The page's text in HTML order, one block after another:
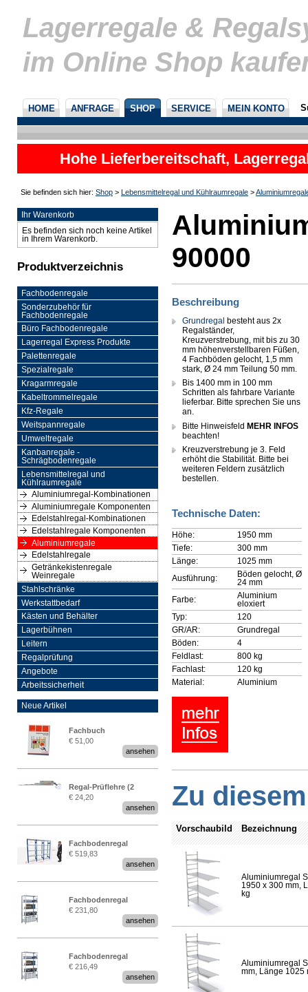
Lagerregale &
im Online Shop
HOME ANFRAGE SHOP SERVICE MEIN KONTO
Hohe Lieferbereitschaft,
nicht
Sie befinden sich hier: Shop > Lebensmittelregal und Kühlraumregale >
Ihr Warenkorb
Es befinden sich noch keine Artikel
in Ihrem Warenkorb.
Produktverzeichnis
Fachbodenregale
Sonderzubehör für
Fachbodenregale
Büro Fachbodenregale
Lagerregal Express Produkte
Palettenregale
Spezialregale
Kragarmregale
Kabeltrommelregale
Kfz-Regale
Weitspannregale
Umweltregale
Kanbanregale -
Schrägbodenregale
Lebensmittelregal und
Kühlraumregale
Aluminiumregal-Kombinationen
Aluminiumregale Komponenten
Edelstahlregal-Kombinationen
Edelstahlregale Komponenten
Aluminiumregale
Edelstahlregale
Getränkekistenregale
Weinregale
Stahlschränke
Werkstattbedarf
Kästen und Behälter
Lagerbühnen
Leitern
Regalprüfung
Angebote
Arbeitssicherheit
Neue Artikel
Fachbuch
„Regalprüfung nach DIN
€ 51,00
ansehen
Regal-Prüflehre (2
Stück)
€ 24,20
ansehen
Fachbodenregal
Stecksystem MultiPlus
2,25 Meter breit
€ 519,83
ansehen
Fachbodenregal
Stecksystem MultiPlus
€ 231,80
ansehen
Fachbodenregal
Stecksystem MultiPlus
€ 216,49
ansehen
90000
Beschreibung
Grundregal besteht aus 2x
Regalständer,
Kreuzverstrebung, mit bis zu 30
mm höhenverstellbaren Füßen,
4 Fachböden gelocht, 1,5 mm
stark, Ø 24 mm Teilung 50 mm.
Bis 1400 mm in 100 mm
Schritten als fahrbare Variante
lieferbar. Bitte sprechen Sie uns
an.
Bitte Hinweisfeld MEHR INFOS
beachten!
Kreuzverstrebung je 3. Feld
erhöht die Stabilität. Bitte bei
weiteren Feldern zusätzlich
bestellen.
Technische Daten:
Höhe:
1950 mm
Tiefe:
300 mm
Länge:
1025 mm
Ausführung:
Böden gelocht, Ø
24 mm
Farbe:
Aluminium
eloxiert
Typ:
120
GR/AR:
Grundregal
Böden:
4
Feldlast:
800 kg
Fachlast:
120 kg
Material:
Aluminium
Zu
Vorschaubild Bezeichnung
Aluminiumregal
1950 x 300 mm,
kg
Aluminiumregal
mm, Länge 1025